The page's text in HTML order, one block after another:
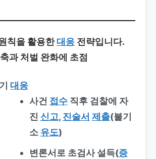
칙을 활용한대응 전략입니다.
과 처벌 완화에 초점
대응
사건 접수직후 검찰에 자
진 신고, 진술서 제출(불기
소 유도)
변론서로 초검사 설득(증